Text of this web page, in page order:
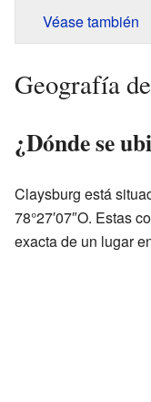
Véase también
Geografía
¿Dónde se
Claysburg está
78°27′07″O. Estas
exacta de un lugar